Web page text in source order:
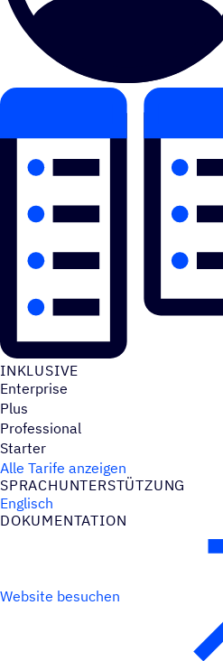
INKLU­SIVE
Enterprise
Plus
Professional
Starter
Alle Tarife anzeigen
SPRACH­UN­TER­STÜT­ZUNG
Englisch
DOKU­MEN­TA­TION
Website besuchen